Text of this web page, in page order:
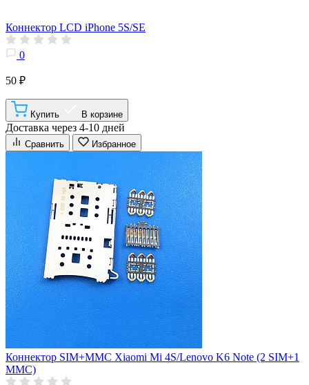
Коннектор LCD iPhone 5S/SE
0
50 ₽
Купить В корзине
Доставка через 4-10 дней
Сравнить Избранное
Коннектор SIM+MMC Xiaomi Mi 4S/Lenovo K6 Note (2 SIM+1
MMC)